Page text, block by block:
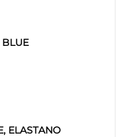
ELASTANO